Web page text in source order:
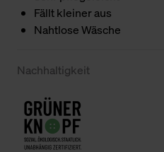
Fällt kleiner aus
Nahtlose Wäsche
Nachhaltigkeit